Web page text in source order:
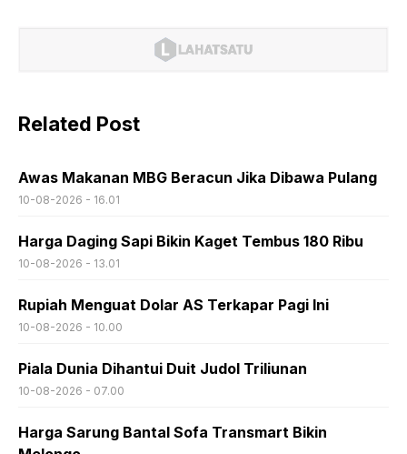
Related Post
Awas Makanan MBG Beracun Jika Dibawa Pulang
10-08-2026 - 16.01
Harga Daging Sapi Bikin Kaget Tembus 180 Ribu
10-08-2026 - 13.01
Rupiah Menguat Dolar AS Terkapar Pagi Ini
10-08-2026 - 10.00
Piala Dunia Dihantui Duit Judol Triliunan
10-08-2026 - 07.00
Harga Sarung Bantal Sofa Transmart Bikin